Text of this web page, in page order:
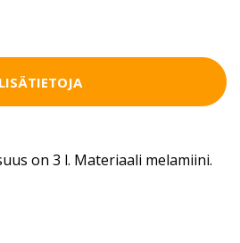
LISÄTIETOJA
on 3 l. Materiaali melamiini.